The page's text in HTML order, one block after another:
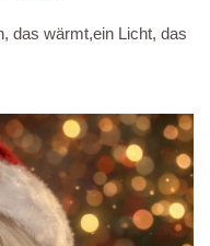
das wärmt,ein Licht, das